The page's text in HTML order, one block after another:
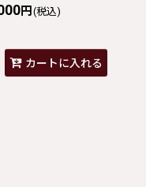
円 (税込)
カートに入れる